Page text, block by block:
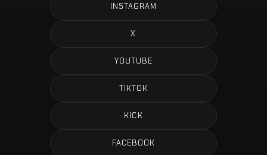
INSTAGRAM
X
YOUTUBE
TIKTOK
KICK
FACEBOOK